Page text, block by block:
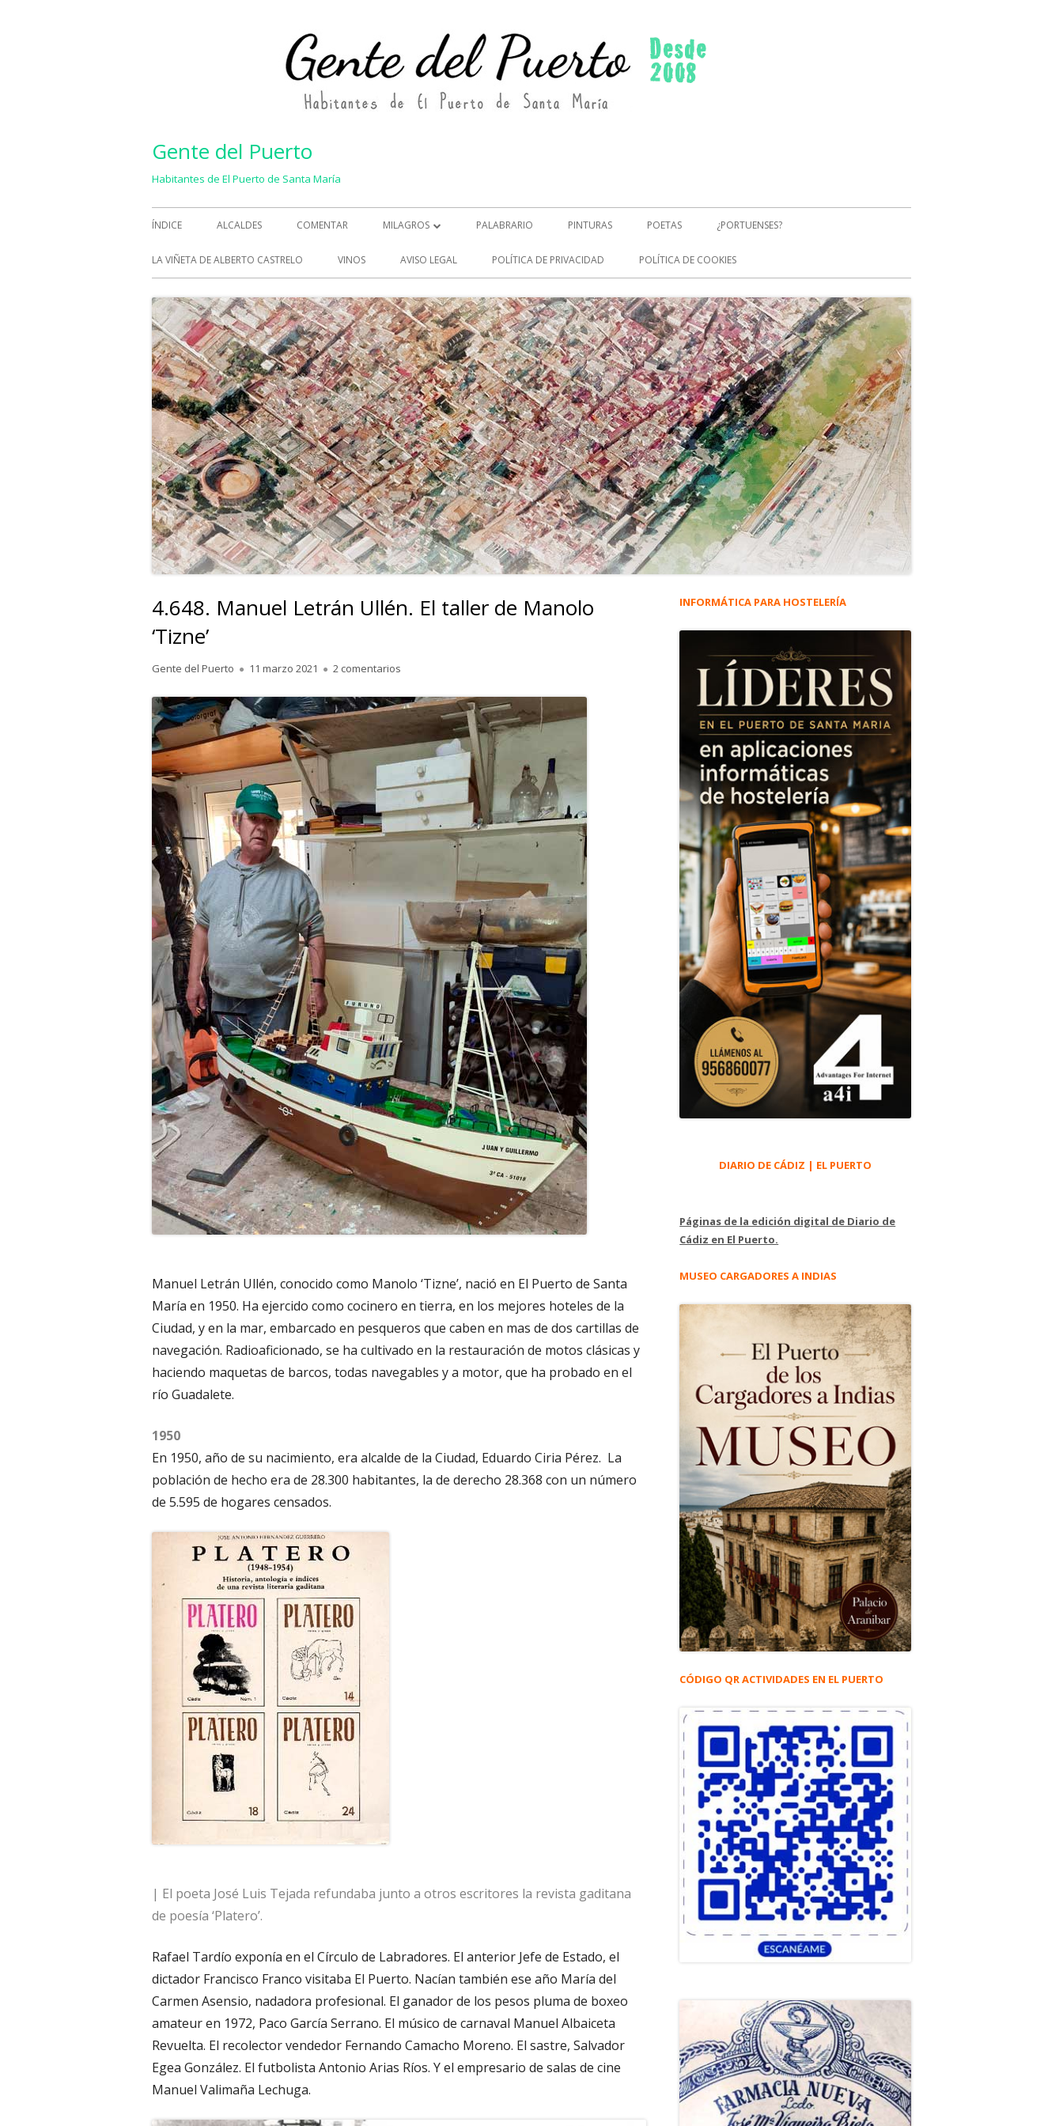
Gente del Puerto
Habitantes de El Puerto de Santa María
Menú
principal
ÍNDICE ALCALDES COMENTAR MILAGROS
MILAGROS (2)
PALABRARIO PINTURAS POETAS ¿PORTUENSES?
LA VIÑETA DE ALBERTO CASTRELO VINOS AVISO LEGAL POLÍTICA DE PRIVACIDAD POLÍTICA DE COOKIES
4.648. Manuel Letrán Ullén. El taller de Manolo
‘Tizne’
Autor
Gente del Puerto
Publicado
11 marzo 2021 2 comentarios
Manuel Letrán Ullén, conocido como Manolo ‘Tizne’, nació en El Puerto de Santa
María en 1950. Ha ejercido como cocinero en tierra, en los mejores hoteles de la
Ciudad, y en la mar, embarcado en pesqueros que caben en mas de dos cartillas de
navegación. Radioaficionado, se ha cultivado en la restauración de motos clásicas y
haciendo maquetas de barcos, todas navegables y a motor, que ha probado en el
río Guadalete.
1950
En 1950, año de su nacimiento, era alcalde de la Ciudad, Eduardo Ciria Pérez. La
población de hecho era de 28.300 habitantes, la de derecho 28.368 con un número
de 5.595 de hogares censados.
| El poeta José Luis Tejada refundaba junto a otros escritores la revista gaditana
de poesía ‘Platero’.
Rafael Tardío exponía en el Círculo de Labradores. El anterior Jefe de Estado, el
dictador Francisco Franco visitaba El Puerto. Nacían también ese año María del
Carmen Asensio, nadadora profesional. El ganador de los pesos pluma de boxeo
amateur en 1972, Paco García Serrano. El músico de carnaval Manuel Albaiceta
Revuelta. El recolector vendedor Fernando Camacho Moreno. El sastre, Salvador
Egea González. El futbolista Antonio Arias Ríos. Y el empresario de salas de cine
Manuel Valimaña Lechuga.
Barra
principal
INFORMÁTICA PARA HOSTELERÍA
DIARIO DE CÁDIZ | EL PUERTO
Páginas de la edición digital de Diario de
Cádiz en El Puerto.
MUSEO CARGADORES A INDIAS
CÓDIGO QR ACTIVIDADES EN EL PUERTO